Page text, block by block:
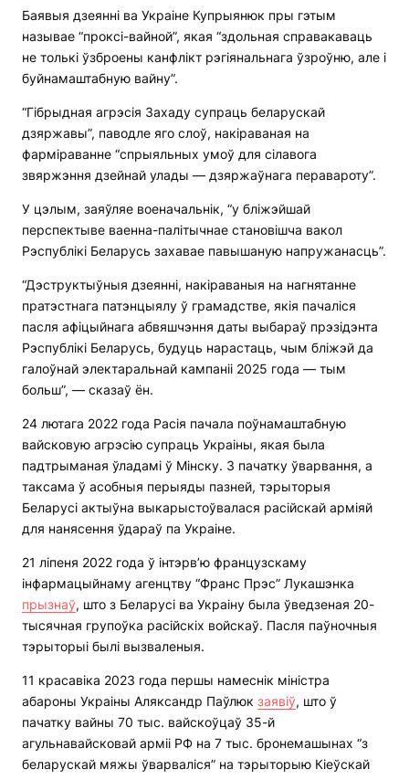
Баявыя дзеянні ва Украіне Купрыянюк пры гэтым
называе “проксі-вайной”, якая “здольная справакаваць
не толькі ўзброены канфлікт рэгіянальнага ўзроўню, але і
буйнамаштабную вайну”.
“Гібрыдная агрэсія Захаду супраць беларускай
дзяржавы”, паводле яго слоў, накіраваная на
фарміраванне “спрыяльных умоў для сілавога
звяржэння дзейнай улады — дзяржаўнага перавароту”.
У цэлым, заяўляе военачальнік, “у бліжэйшай
перспектыве ваенна-палітычнае становішча вакол
Рэспублікі Беларусь захавае павышаную напружанасць”.
“Дэструктыўныя дзеянні, накіраваныя на нагнятанне
пратэстнага патэнцыялу ў грамадстве, якія пачаліся
пасля афіцыйнага абвяшчэння даты выбараў прэзідэнта
Рэспублікі Беларусь, будуць нарастаць, чым бліжэй да
галоўнай электаральнай кампаніі 2025 года — тым
больш”, — сказаў ён.
24 лютага 2022 года Расія пачала поўнамаштабную
вайсковую агрэсію супраць Украіны, якая была
падтрыманая ўладамі ў Мінску. З пачатку ўварвання, а
таксама ў асобныя перыяды пазней, тэрыторыя
Беларусі актыўна выкарыстоўвалася расійскай арміяй
для нанясення ўдараў па Украіне.
21 ліпеня 2022 года ў інтэрв’ю французскаму
інфармацыйнаму агенцтву “Франс Прэс” Лукашэнка
прызнаў, што з Беларусі ва Украіну была ўведзеная 20-
тысячная групоўка расійскіх войскаў. Пасля паўночныя
тэрыторыі былі вызваленыя.
11 красавіка 2023 года першы намеснік міністра
абароны Украіны Аляксандр Паўлюк заявіў, што ў
пачатку вайны 70 тыс. вайскоўцаў 35-й
агульнавайсковай арміі РФ на 7 тыс. бронемашынах “з
беларускай мяжы ўварваліся” на тэрыторыю Кіеўскай